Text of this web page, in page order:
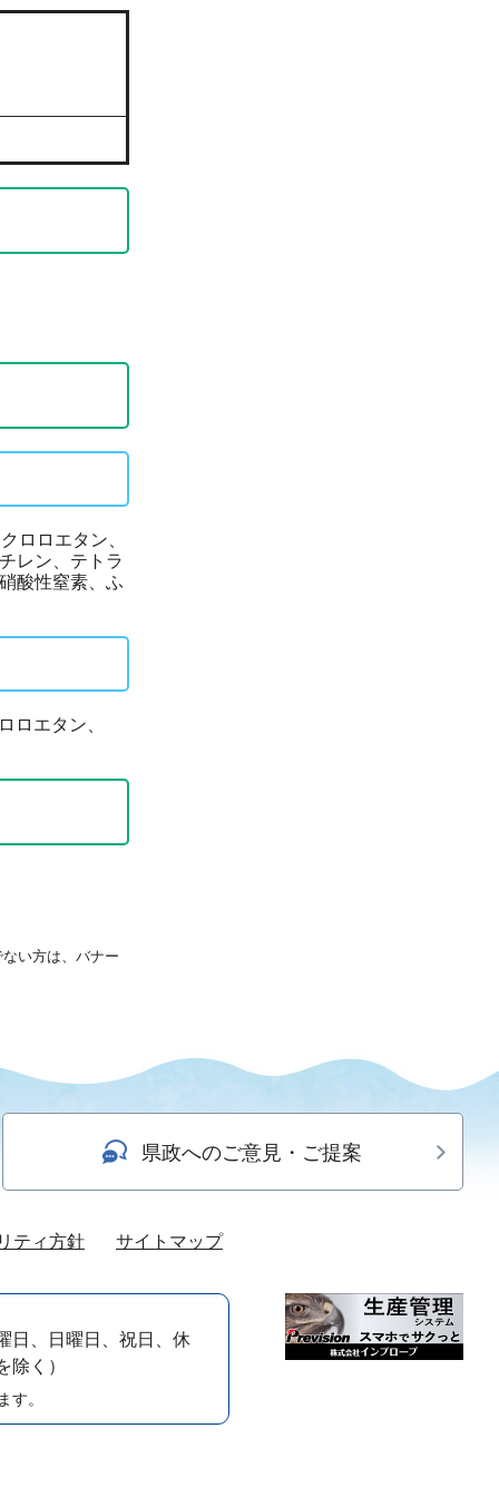
ロロエタン、
レン、テトラ
酸性窒素、ふ
ロエタン、
い方は、バナー
県政へのご意見・ご提案
ティ方針 サイトマップ
日、日曜日、祝日、休
除く）
す。